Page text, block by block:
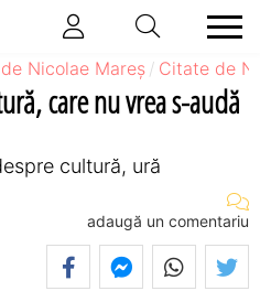
Nicolae Mareș Citate de
care nu vrea s-audă
cultură, ură
adaugă un comentariu